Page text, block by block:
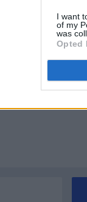
I want
of my
was
Opted
Shooter